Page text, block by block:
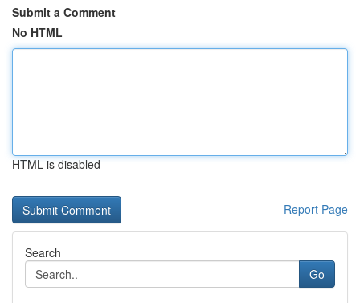
Submit a Comment
No HTML
HTML is disabled
Report Page
Search
Go